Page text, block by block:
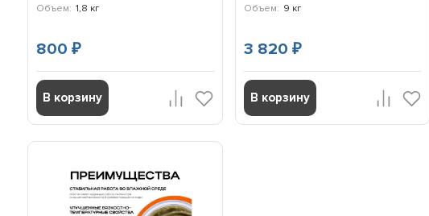
Объем: 1,8 кг
800₽
В корзину
Объем: 9 кг
3 820₽
В корзину